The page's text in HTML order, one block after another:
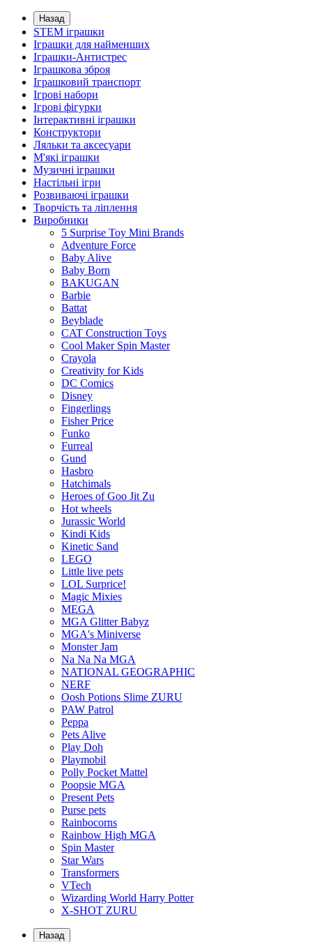
Назад
STEM іграшки
Іграшки для найменших
Іграшки-Антистрес
Іграшкова зброя
Іграшковий транспорт
Ігрові набори
Ігрові фігурки
Інтерактивні іграшки
Конструктори
Ляльки та аксесуари
М'які іграшки
Музичні іграшки
Настільні iгри
Розвиваючі іграшки
Творчість та ліплення
Виробники
5 Surprise Toy Mini Brands
Adventure Force
Baby Alive
Baby Born
BAKUGAN
Barbie
Battat
Beyblade
CAT Construction Toys
Cool Maker Spin Master
Crayola
Creativity for Kids
DC Comics
Disney
Fingerlings
Fisher Price
Funko
Furreal
Gund
Hasbro
Hatchimals
Heroes of Goo Jit Zu
Hot wheels
Jurassic World
Kindi Kids
Kinetic Sand
LEGO
Little live pets
LOL Surprice!
Magic Mixies
MEGA
MGA Glitter Babyz
MGA's Miniverse
Monster Jam
Na Na Na MGA
NATIONAL GEOGRAPHIC
NERF
Oosh Potions Slime ZURU
PAW Patrol
Peppa
Pets Alive
Play Doh
Playmobil
Polly Pocket Mattel
Poopsie MGA
Present Pets
Purse pets
Rainbocorns
Rainbow High MGA
Spin Master
Star Wars
Transformers
VTech
Wizarding World Harry Potter
X-SHOT ZURU
Назад